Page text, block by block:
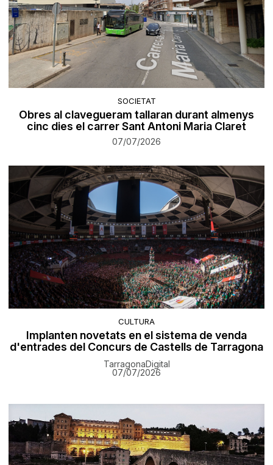
SOCIETAT
Obres al clavegueram tallaran durant almenys
cinc dies el carrer Sant Antoni Maria Claret
07/07/2026
CULTURA
Implanten novetats en el sistema de venda
d'entrades del Concurs de Castells de Tarragona
TarragonaDigital
07/07/2026